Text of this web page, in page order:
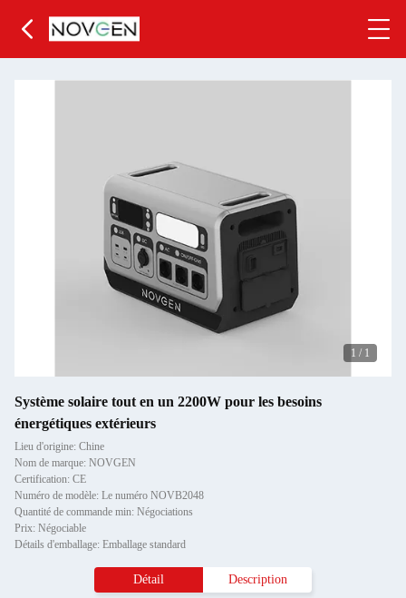
1 / 1
Système solaire tout en un 2200W pour les besoins
énergétiques extérieurs
Lieu d'origine: Chine
Nom de marque: NOVGEN
Certification: CE
Numéro de modèle: Le numéro NOVB2048
Quantité de commande min: Négociations
Prix: Négociable
Détails d'emballage: Emballage standard
Détail Description